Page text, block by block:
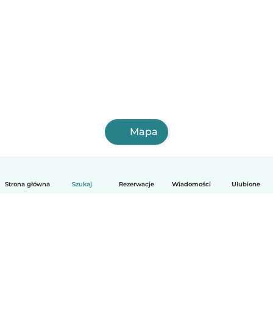
Strona główna Szukaj Rezerwacje Wiadomości Ulubione
Mapa